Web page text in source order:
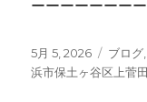
ーーーーーーー
投
稿
5月 5, 2026
カ
テ
ブログ,
浜市保土ヶ谷区上菅